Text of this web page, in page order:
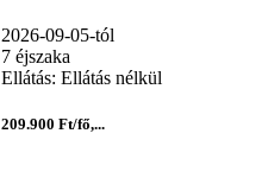
2026-09-05-tól
7 éjszaka
Ellátás: Ellátás nélkül
209.900 Ft/fő,...